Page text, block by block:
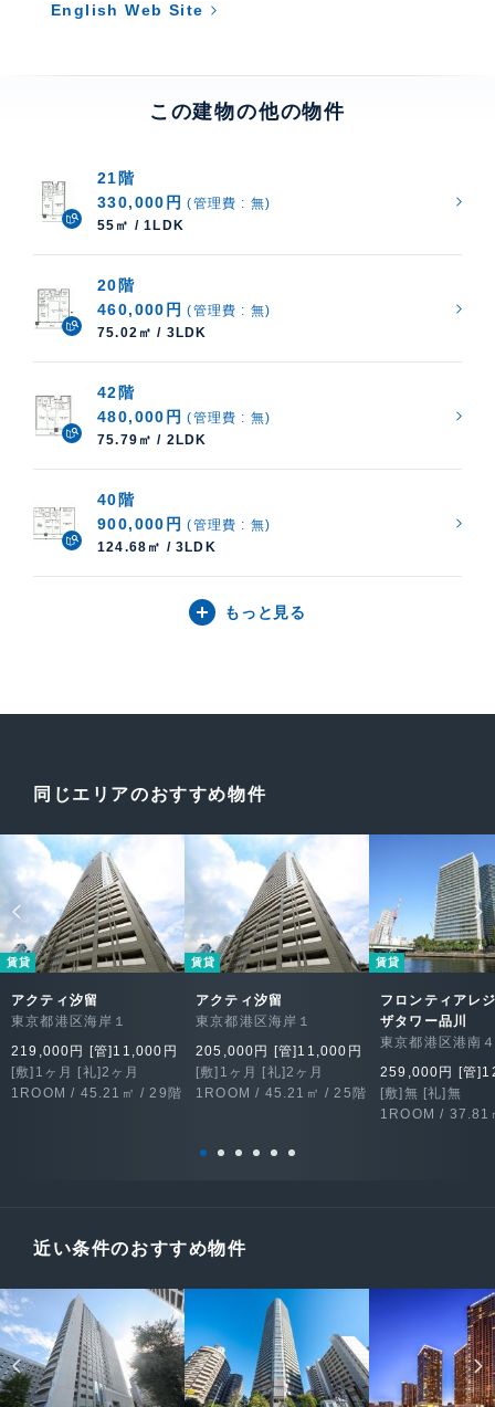
English Web Site
この建物の他の物件
21階
330,000円 (管理費 : 無)
55㎡ / 1LDK
20階
460,000円 (管理費 : 無)
75.02㎡ / 3LDK
42階
480,000円 (管理費 : 無)
75.79㎡ / 2LDK
40階
900,000円 (管理費 : 無)
124.68㎡ / 3LDK
もっと見る
同じエリアのおすすめ物件
賃貸
アクティ汐留
東京都港区海岸１
219,000円 [管]11,000円
[敷]1ヶ月 [礼]2ヶ月
1ROOM / 45.21㎡ / 29階
賃貸
アクティ汐留
東京都港区海岸１
205,000円 [管]11,000円
[敷]1ヶ月 [礼]2ヶ月
1ROOM / 45.21㎡ / 25階
賃貸
フロンティアレ
ザタワー品川
東京都港区港南
259,000円 [管
[敷]無 [礼]無
1ROOM / 37.81
近い条件のおすすめ物件